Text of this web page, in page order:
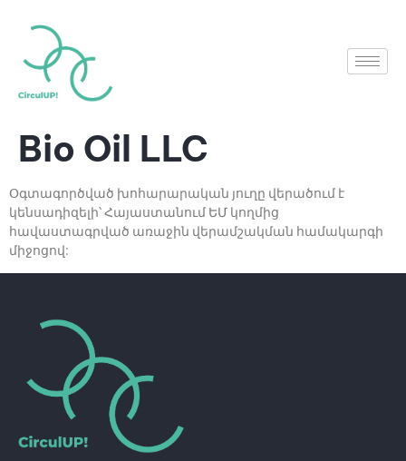
Bio Oil LLC
Օգտագործված խոհարարական յուղը վերածում է
կենսադիզելի՝ Հայաստանում ԵՄ կողմից
հավաստագրված առաջին վերամշակման համակարգի
միջոցով: